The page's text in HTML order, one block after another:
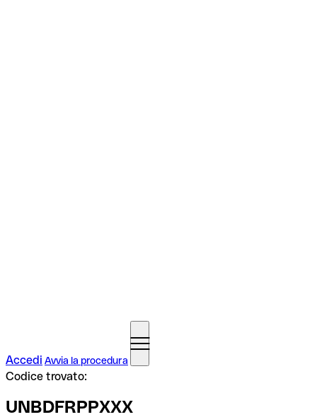
Accedi Avvia la procedura
Codice trovato:
UNBDFRPPXXX